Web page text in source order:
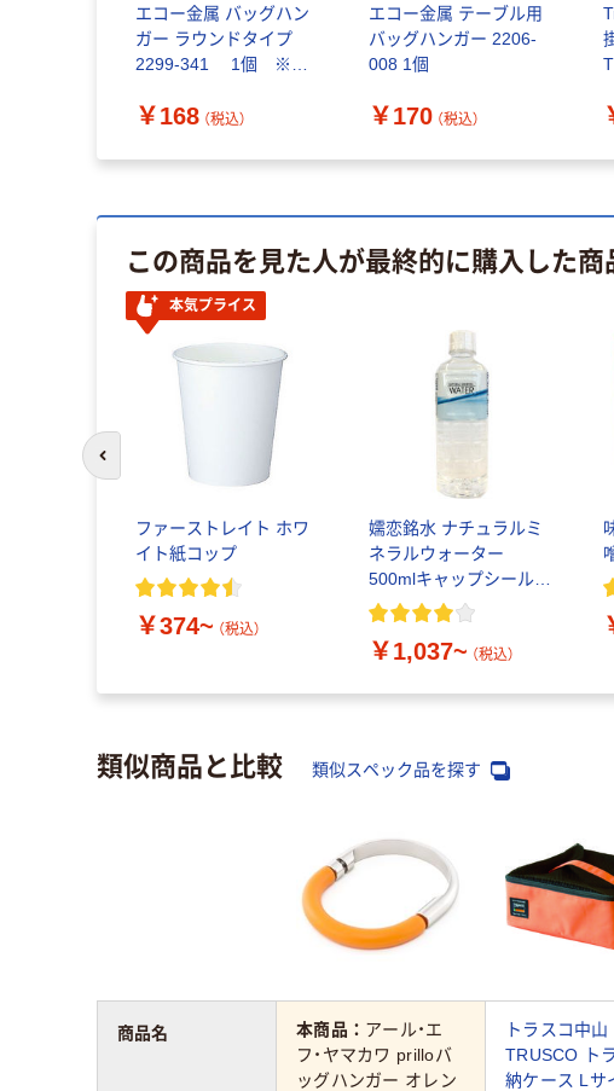
エコー金属 バッグハン
ガー ラウンドタイプ
2299-341 1個 ※デ
けません。
￥168 （税込）
エコー金属 テーブル用
バッグハンガー 2206-
008 1個
￥170 （税込）
この商品を見た人が最終的に購入した商
本気プライス
ファーストレイト ホワ
イト紙コップ
￥374~ （税込）
嬬恋銘水 ナチュラルミ
ネラルウォーター
500mlキャップシール付
き／2Lラベルレス 10本
￥1,037~ （税込）
前のスライドへ
類似商品と比較 類似スペック品を探す
本商品： アール・エ
フ・ヤマカワ prilloバ
ッグハンガー オレン
トラスコ中山
TRUSCO ト
納ケース Lサ
商品名